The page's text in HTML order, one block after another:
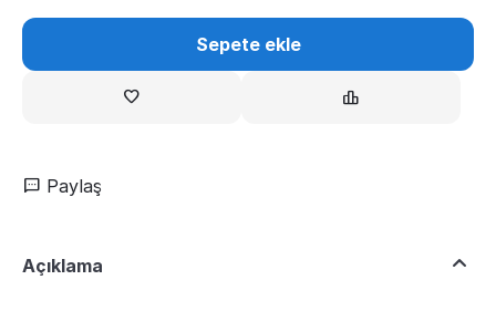
Sepete ekle
Paylaş
Açıklama